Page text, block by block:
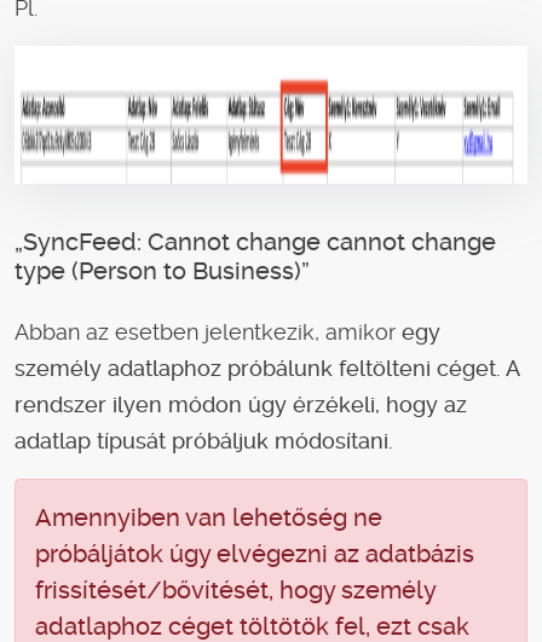
Pl.
„SyncFeed: Cannot change cannot change
type (Person to Business)”
Abban az esetben jelentkezik, amikor egy
személy adatlaphoz próbálunk feltölteni céget. A
rendszer ilyen módon úgy érzékeli, hogy az
adatlap típusát próbáljuk módosítani.
Amennyiben van lehetőség ne
próbáljátok úgy elvégezni az adatbázis
frissítését/bővítését, hogy személy
adatlaphoz céget töltötök fel, ezt csak